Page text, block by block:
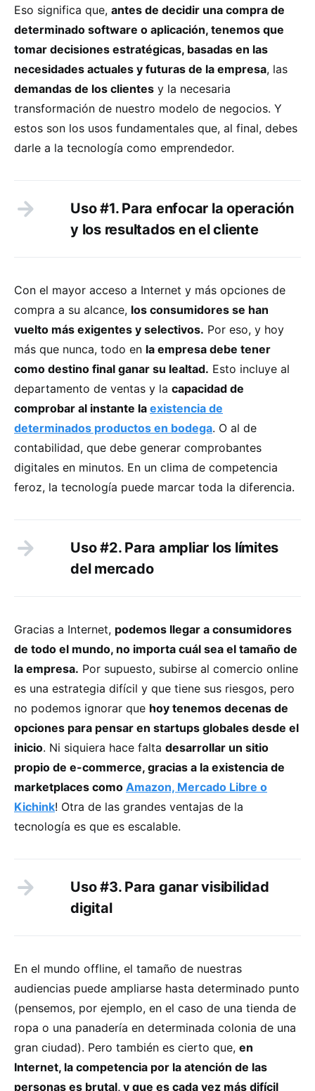
Eso significa que, antes de decidir una compra de
determinado software o aplicación, tenemos que
tomar decisiones estratégicas, basadas en las
necesidades actuales y futuras de la empresa, las
demandas de los clientes y la necesaria
transformación de nuestro modelo de negocios. Y
estos son los usos fundamentales que, al final, debes
darle a la tecnología como emprendedor.
Uso #1. Para enfocar la operación
y los resultados en el cliente
Con el mayor acceso a Internet y más opciones de
compra a su alcance, los consumidores se han
vuelto más exigentes y selectivos. Por eso, y hoy
más que nunca, todo en la empresa debe tener
como destino final ganar su lealtad. Esto incluye al
departamento de ventas y la capacidad de
comprobar al instante la existencia de
determinados productos en bodega. O al de
contabilidad, que debe generar comprobantes
digitales en minutos. En un clima de competencia
feroz, la tecnología puede marcar toda la diferencia.
Uso #2. Para ampliar los límites
del mercado
Gracias a Internet, podemos llegar a consumidores
de todo el mundo, no importa cuál sea el tamaño de
la empresa. Por supuesto, subirse al comercio online
es una estrategia difícil y que tiene sus riesgos, pero
no podemos ignorar que hoy tenemos decenas de
opciones para pensar en startups globales desde el
inicio. Ni siquiera hace falta desarrollar un sitio
propio de e-commerce, gracias a la existencia de
marketplaces como Amazon, Mercado Libre o
Kichink! Otra de las grandes ventajas de la
tecnología es que es escalable.
Uso #3. Para ganar visibilidad
digital
En el mundo offline, el tamaño de nuestras
audiencias puede ampliarse hasta determinado punto
(pensemos, por ejemplo, en el caso de una tienda de
ropa o una panadería en determinada colonia de una
gran ciudad). Pero también es cierto que, en
Internet, la competencia por la atención de las
personas es brutal, y que es cada vez más difícil